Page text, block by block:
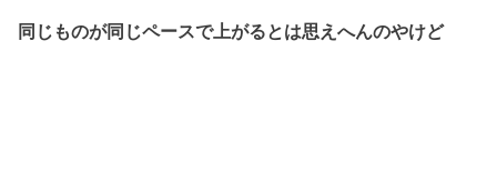
同じものが同じペースで上がるとは思えへんのやけど